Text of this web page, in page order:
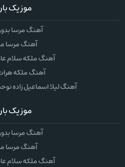
موزیک
آهنگ مرسا
آهنگ مرسا
آهنگ ملکه سلام
آهنگ ملکه هرات
آهنگ لیلا اسماعیل زاده
موزیک
آهنگ مرسا
آهنگ مرسا
آهنگ ملکه سلام